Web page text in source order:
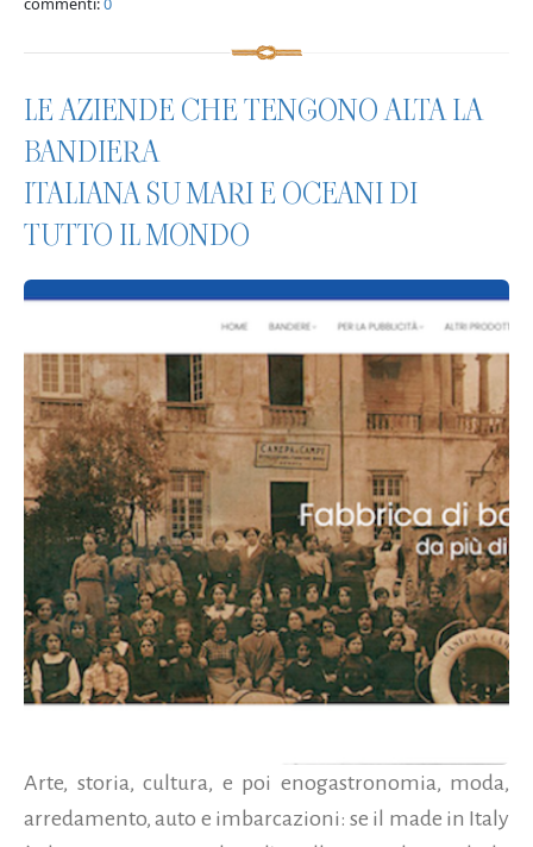
LE AZIENDE CHE TENGONO ALTA LA
BANDIERA
ITALIANA SU MARI E OCEANI DI
TUTTO IL MONDO
Arte, storia, cultura, e poi enogastronomia, moda,
arredamento, auto e imbarcazioni: se il made in Italy